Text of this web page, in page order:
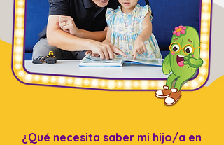
¿Qué necesita saber mi hijo/a en